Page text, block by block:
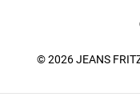
© 2026 JEANS